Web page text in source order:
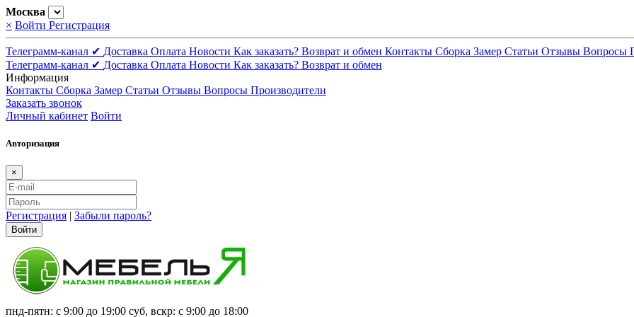
Москва
× Войти Регистрация
Телеграмм-канал ✔ Доставка Оплата Новости Как заказать? Возврат и обмен Контакты Сборка Замер Статьи Отзывы Вопросы
Телеграмм-канал ✔ Доставка Оплата Новости Как заказать? Возврат и обмен
Информация
Контакты Сборка Замер Статьи Отзывы Вопросы Производители
Заказать звонок
Личный кабинет Войти
Авторизация
×
Регистрация | Забыли пароль?
Войти
пнд-пятн: с 9:00 до 19:00 суб, вскр: с 9:00 до 18:00